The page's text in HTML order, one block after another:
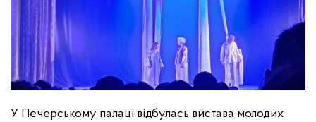
У Печерському палаці відбулась вистава молодих